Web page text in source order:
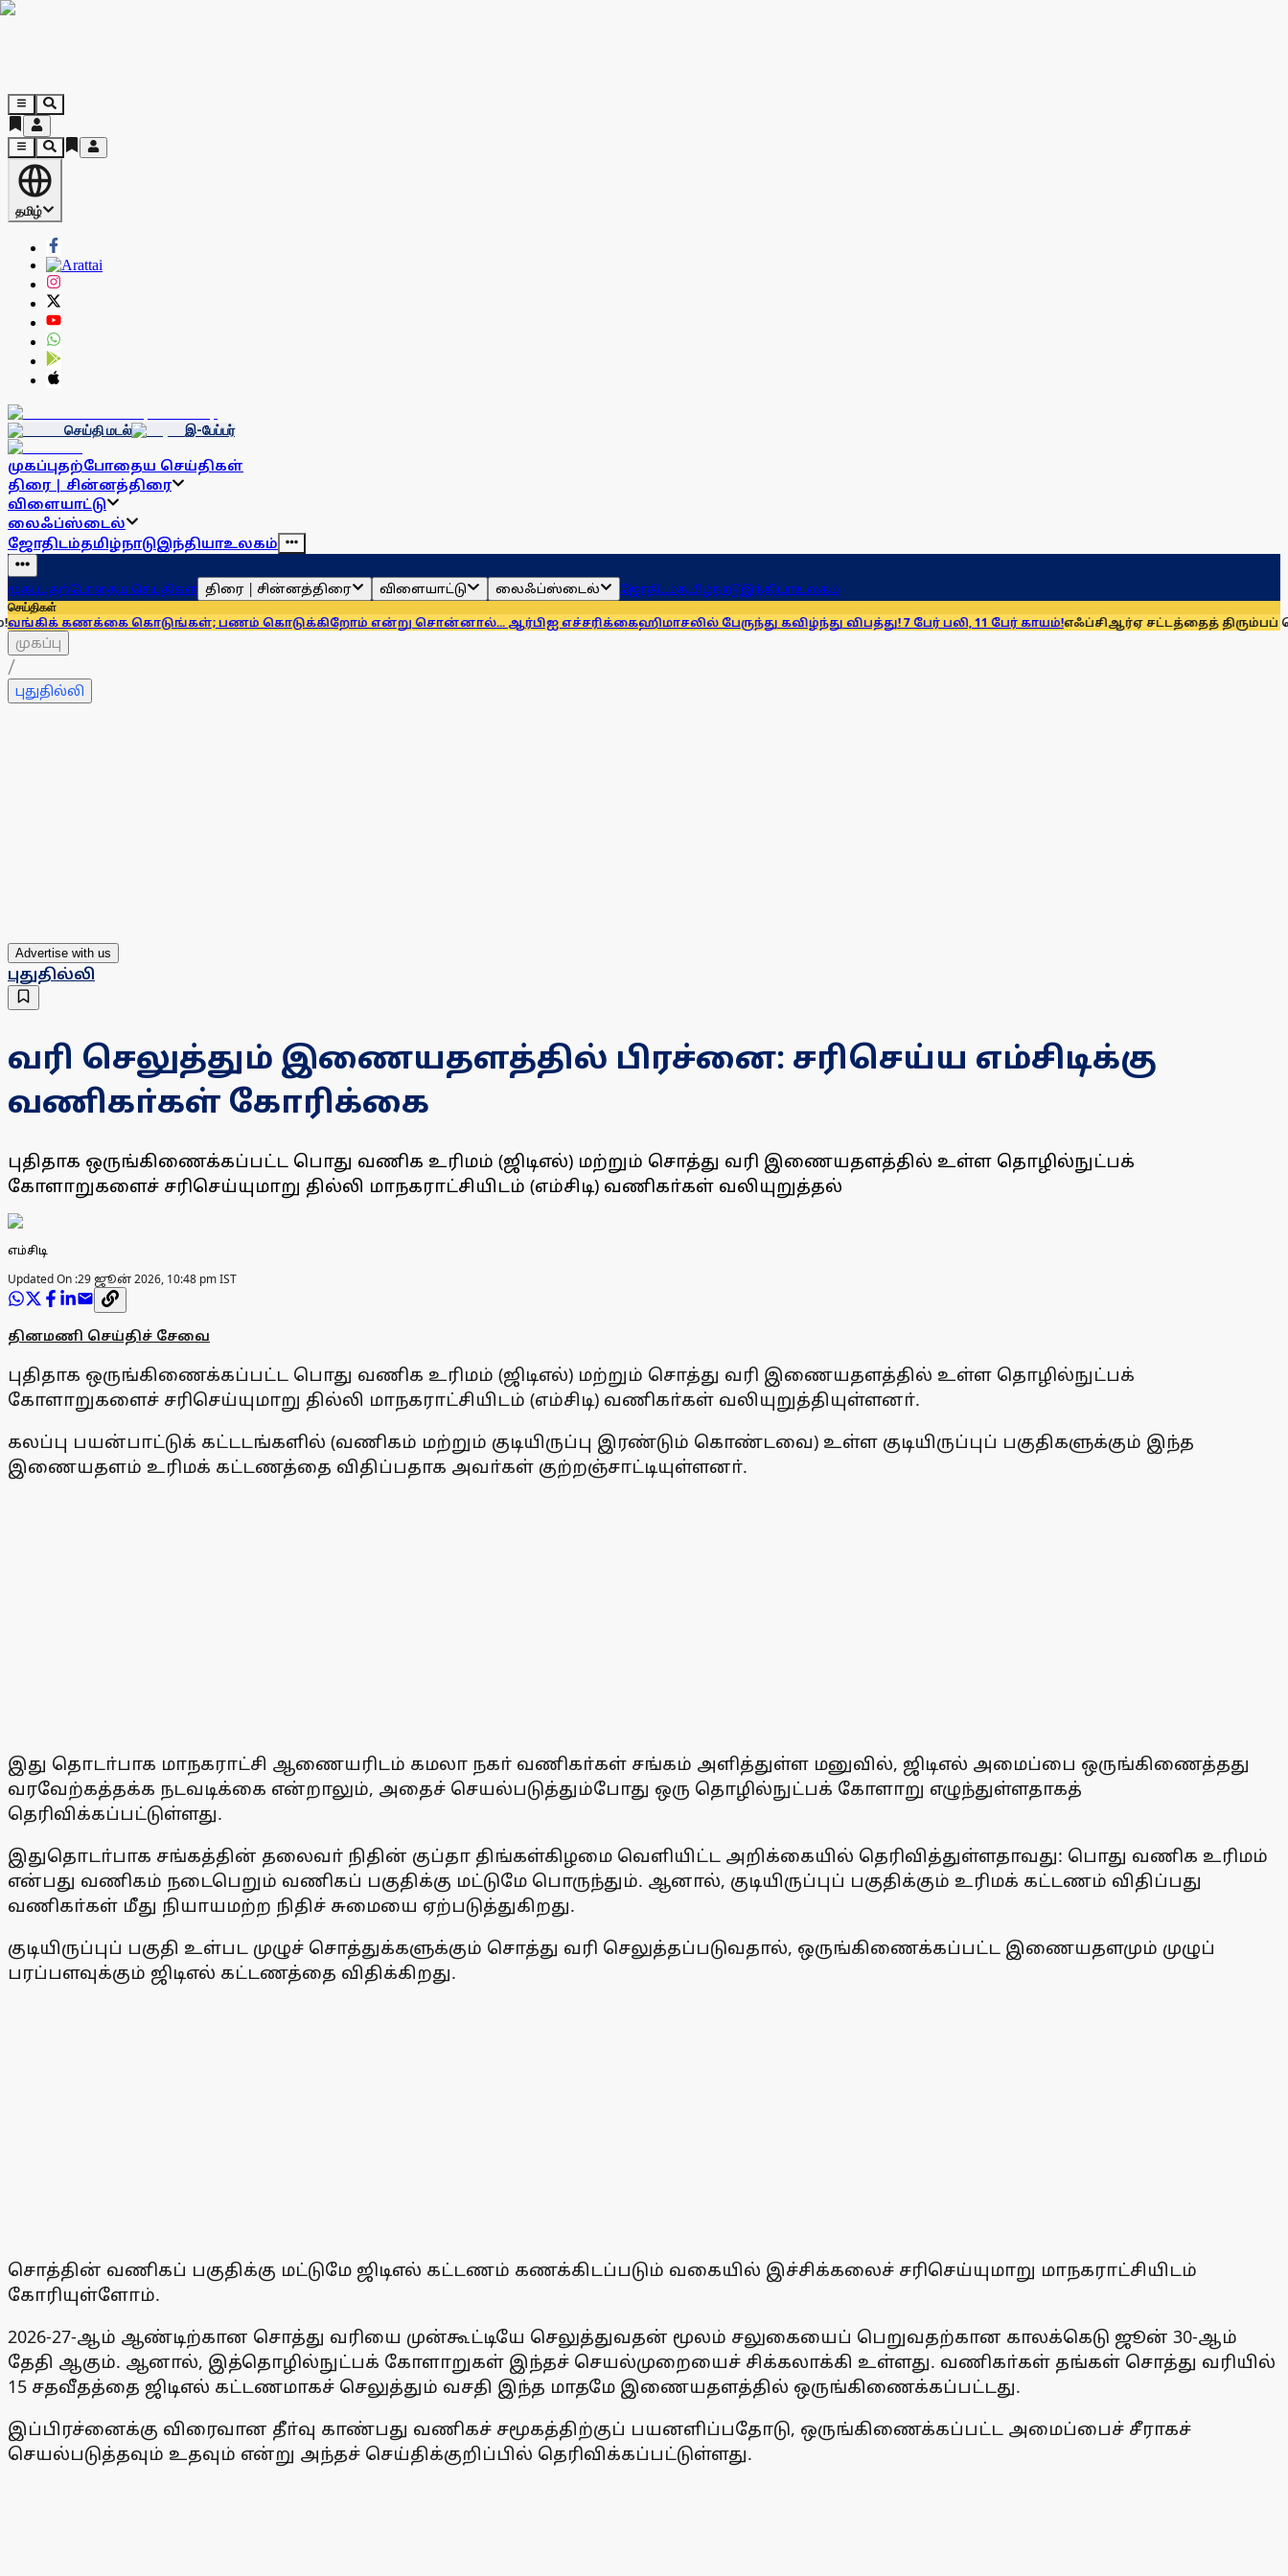
தமிழ்
செய்தி மடல் இ-பேப்பர்
முகப்புதற்போதைய செய்திகள்
திரை | சின்னத்திரை
விளையாட்டு
லைஃப்ஸ்டைல்
ஜோதிடம்தமிழ்நாடுஇந்தியாஉலகம்
முகப்புதற்போதைய செய்திகள் திரை | சின்னத்திரை விளையாட்டு லைஃப்ஸ்டைல் ஜோதிடம்தமிழ்நாடுஇந்தியாஉலகம்
செய்திகள்
கொடுங்கள்; பணம் கொடுக்கிறோம் என்று சொன்னால்... ஆர்பிஐ எச்சரிக்கைஹிமாசலில் பேருந்து கவிழ்ந்து விபத்து! 7 பேர் பலி, 11 பேர் காயம்!எஃப்சிஆர்ஏ சட்டத்தைத் திரும்பப் பெறுக: மு.க.
முகப்பு
/
புதுதில்லி
Advertise with us
புதுதில்லி
வரி செலுத்தும் இணையதளத்தில் பிரச்னை: சரிசெய்ய எம்சிடிக்கு
வணிகா்கள் கோரிக்கை
புதிதாக ஒருங்கிணைக்கப்பட்ட பொது வணிக உரிமம் (ஜிடிஎல்) மற்றும் சொத்து வரி இணையதளத்தில் உள்ள தொழில்நுட்பக்
கோளாறுகளைச் சரிசெய்யுமாறு தில்லி மாநகராட்சியிடம் (எம்சிடி) வணிகா்கள் வலியுறுத்தல்
எம்சிடி
Updated On :29 ஜூன் 2026, 10:48 pm IST
தினமணி செய்திச் சேவை
புதிதாக ஒருங்கிணைக்கப்பட்ட பொது வணிக உரிமம் (ஜிடிஎல்) மற்றும் சொத்து வரி இணையதளத்தில் உள்ள தொழில்நுட்பக்
கோளாறுகளைச் சரிசெய்யுமாறு தில்லி மாநகராட்சியிடம் (எம்சிடி) வணிகா்கள் வலியுறுத்தியுள்ளனா்.
கலப்பு பயன்பாட்டுக் கட்டடங்களில் (வணிகம் மற்றும் குடியிருப்பு இரண்டும் கொண்டவை) உள்ள குடியிருப்புப் பகுதிகளுக்கும் இந்த
இணையதளம் உரிமக் கட்டணத்தை விதிப்பதாக அவா்கள் குற்றஞ்சாட்டியுள்ளனா்.
இது தொடா்பாக மாநகராட்சி ஆணையரிடம் கமலா நகா் வணிகா்கள் சங்கம் அளித்துள்ள மனுவில், ஜிடிஎல் அமைப்பை ஒருங்கிணைத்தது
வரவேற்கத்தக்க நடவடிக்கை என்றாலும், அதைச் செயல்படுத்தும்போது ஒரு தொழில்நுட்பக் கோளாறு எழுந்துள்ளதாகத்
தெரிவிக்கப்பட்டுள்ளது.
இதுதொடா்பாக சங்கத்தின் தலைவா் நிதின் குப்தா திங்கள்கிழமை வெளியிட்ட அறிக்கையில் தெரிவித்துள்ளதாவது: பொது வணிக உரிமம்
என்பது வணிகம் நடைபெறும் வணிகப் பகுதிக்கு மட்டுமே பொருந்தும். ஆனால், குடியிருப்புப் பகுதிக்கும் உரிமக் கட்டணம் விதிப்பது
வணிகா்கள் மீது நியாயமற்ற நிதிச் சுமையை ஏற்படுத்துகிறது.
குடியிருப்புப் பகுதி உள்பட முழுச் சொத்துக்களுக்கும் சொத்து வரி செலுத்தப்படுவதால், ஒருங்கிணைக்கப்பட்ட இணையதளமும் முழுப்
பரப்பளவுக்கும் ஜிடிஎல் கட்டணத்தை விதிக்கிறது.
சொத்தின் வணிகப் பகுதிக்கு மட்டுமே ஜிடிஎல் கட்டணம் கணக்கிடப்படும் வகையில் இச்சிக்கலைச் சரிசெய்யுமாறு மாநகராட்சியிடம்
கோரியுள்ளோம்.
2026-27-ஆம் ஆண்டிற்கான சொத்து வரியை முன்கூட்டியே செலுத்துவதன் மூலம் சலுகையைப் பெறுவதற்கான காலக்கெடு ஜூன் 30-ஆம்
தேதி ஆகும். ஆனால், இத்தொழில்நுட்பக் கோளாறுகள் இந்தச் செயல்முறையைச் சிக்கலாக்கி உள்ளது. வணிகா்கள் தங்கள் சொத்து வரியில்
15 சதவீதத்தை ஜிடிஎல் கட்டணமாகச் செலுத்தும் வசதி இந்த மாதமே இணையதளத்தில் ஒருங்கிணைக்கப்பட்டது.
இப்பிரச்னைக்கு விரைவான தீா்வு காண்பது வணிகச் சமூகத்திற்குப் பயனளிப்பதோடு, ஒருங்கிணைக்கப்பட்ட அமைப்பைச் சீராகச்
செயல்படுத்தவும் உதவும் என்று அந்தச் செய்திக்குறிப்பில் தெரிவிக்கப்பட்டுள்ளது.